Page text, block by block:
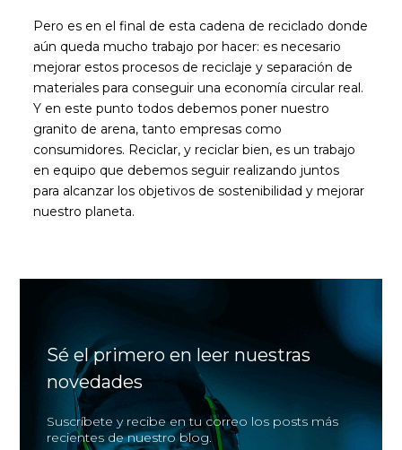
Pero es en el final de esta cadena de reciclado donde
aún queda mucho trabajo por hacer: es necesario
mejorar estos procesos de reciclaje y separación de
materiales para conseguir una economía circular real.
Y en este punto todos debemos poner nuestro
granito de arena, tanto empresas como
consumidores. Reciclar, y reciclar bien, es un trabajo
en equipo que debemos seguir realizando juntos
para alcanzar los objetivos de sostenibilidad y mejorar
nuestro planeta.
Sé el primero en leer nuestras
novedades
Suscríbete y recibe en tu correo los posts más
recientes de nuestro blog.